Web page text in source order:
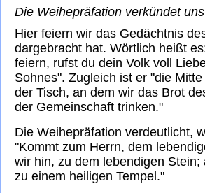
Die Weihepräfation verkündet
Hier feiern wir das Gedächtnis
dargebracht hat. Wörtlich heißt
feiern, rufst du dein Volk voll
Sohnes". Zugleich ist er "die
der Tisch, an dem wir das Brot
der Gemeinschaft trinken."
Die Weihepräfation verdeutlicht,
"Kommt zum Herrn, dem
wir hin, zu dem lebendigen
zu einem heiligen Tempel."